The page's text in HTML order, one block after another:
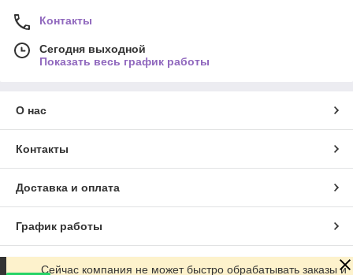
Контакты
Сегодня выходной
Показать весь график работы
О нас
Контакты
Доставка и оплата
График работы
Полная версия сайта
Сейчас компания не может быстро обрабатывать заказы и